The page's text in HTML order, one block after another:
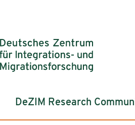
DeZIM Research